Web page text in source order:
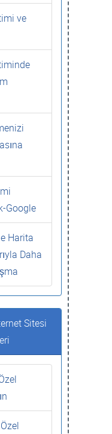
ve
Google
Harita
Daha
Sitesi